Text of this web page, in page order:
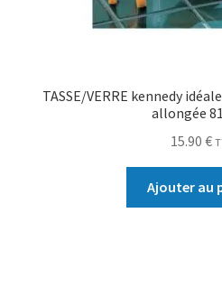
TASSE/VERRE kennedy
allongée
15.90 €
Ajouter au